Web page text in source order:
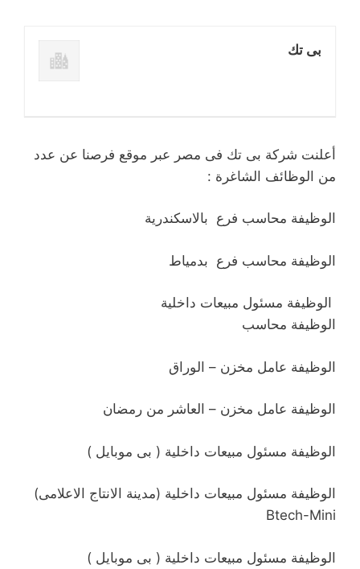
بى تك
أعلنت شركة بى تك فى مصر عبر موقع فرصنا عن عدد
من الوظائف الشاغرة :
الوظيفة محاسب فرع بالاسكندرية
الوظيفة محاسب فرع بدمياط
الوظيفة مسئول مبيعات داخلية
الوظيفة محاسب
الوظيفة عامل مخزن – الوراق
الوظيفة عامل مخزن – العاشر من رمضان
الوظيفة مسئول مبيعات داخلية ( بى موبايل )
الوظيفة مسئول مبيعات داخلية (مدينة الانتاج الاعلامى)
Btech-Mini
الوظيفة مسئول مبيعات داخلية ( بى موبايل )